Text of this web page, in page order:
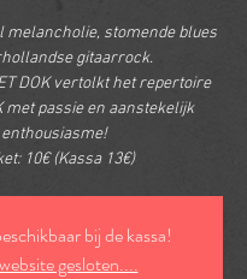
melancholie, stomende blues
gitaarrock.
DOK vertolkt het repertoire
met passie en aanstekelijk
enthousiasme!
10€ (Kassa 13€)
bij de kassa!
gesloten....